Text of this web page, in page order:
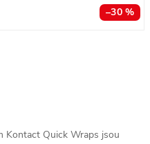
–30 %
Kontact Quick Wraps jsou